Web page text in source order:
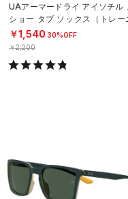
UAアーマードライ アイソチル
ショー タブ ソックス（トレー
グ/UNISEX）
￥1,540 30%OFF
￥2,200